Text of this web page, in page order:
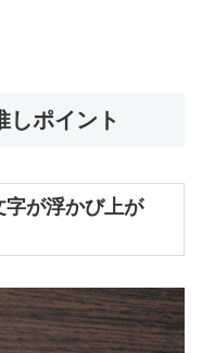
しポイント
が浮かび上が